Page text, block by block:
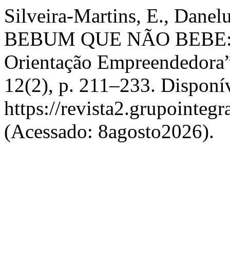
Silveira-Martins, E.,
BEBUM QUE NÃO
Orientação
12(2), p. 211–233.
https://
(Acessado: 8agosto2026).